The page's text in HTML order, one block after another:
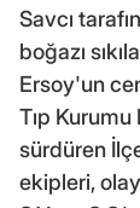
Savcı
boğazı
Ersoy'un
Tıp
sürdüren
ekipleri,